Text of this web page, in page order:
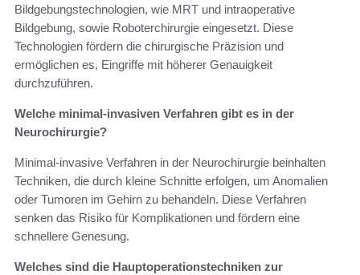
Bildgebungstechnologien, wie MRT und intraoperative
Bildgebung, sowie Roboterchirurgie eingesetzt. Diese
Technologien fördern die chirurgische Präzision und
ermöglichen es, Eingriffe mit höherer Genauigkeit
durchzuführen.
Welche minimal-invasiven Verfahren gibt es in der
Neurochirurgie?
Minimal-invasive Verfahren in der Neurochirurgie beinhalten
Techniken, die durch kleine Schnitte erfolgen, um Anomalien
oder Tumoren im Gehirn zu behandeln. Diese Verfahren
senken das Risiko für Komplikationen und fördern eine
schnellere Genesung.
Welches sind die Hauptoperationstechniken zur